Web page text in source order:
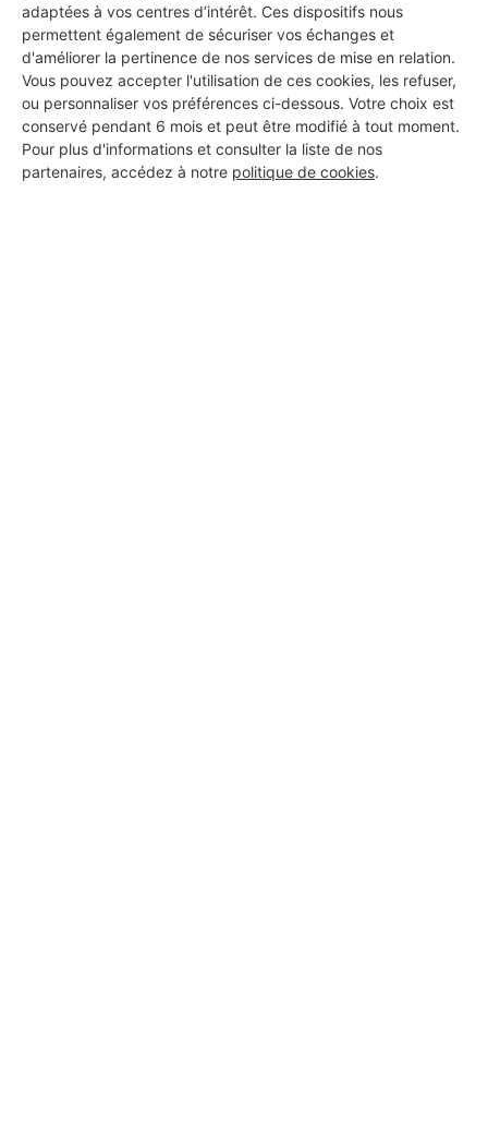
adaptées à vos centres d’intérêt. Ces dispositifs nous
permettent également de sécuriser vos échanges et
d'améliorer la pertinence de nos services de mise en relation.
Vous pouvez accepter l'utilisation de ces cookies, les refuser,
ou personnaliser vos préférences ci-dessous. Votre choix est
conservé pendant 6 mois et peut être modifié à tout moment.
Pour plus d'informations et consulter la liste de nos
partenaires, accédez à notre politique de cookies.
Voir sa fiche
MONSIEUR ERKAN ALTUNTAS
La Roche-sur-Yon